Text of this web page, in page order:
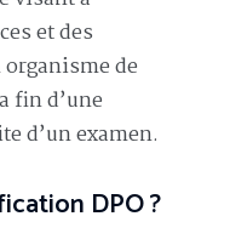
et des
de
fin d’une
d’un examen.
DPO ?